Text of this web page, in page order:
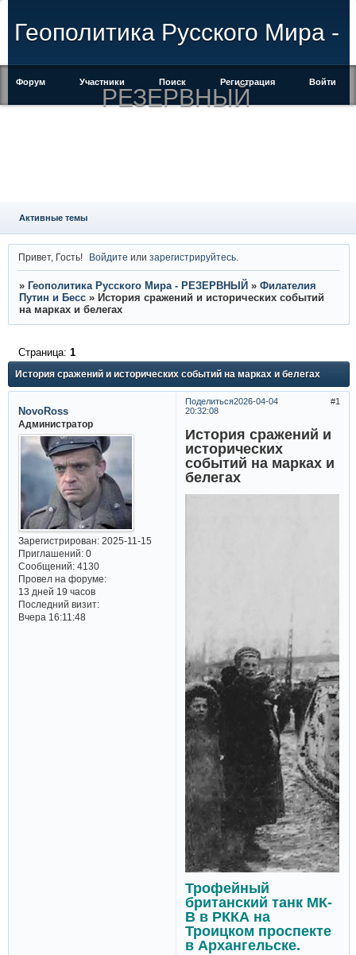
Геополитика Русского Мира -
РЕЗЕРВНЫЙ
Форум Участники Поиск Регистрация Войти
Активные темы
Привет, Гость! Войдите илизарегистрируйтесь
» Геополитика Русского Мира - РЕЗЕРВНЫЙ » Филателия
Путин и Бесс » История сражений и исторических событий
на марках и белегах
История сражений и исторических событий на марках и белегах
Страница: 1
Поделиться 1
2026-04-04
20:32:08
NovoRoss
Администратор
Зарегистрирован: 2025-11-15
Приглашений:0
Сообщений:4130
Провел на форуме:
13 дней 19 часов
Последний визит:
Вчера 16:11:48
История сражений и
исторических
событий на марках и
белегах
Трофейный
британский танк МК-
В в РККА на
Троицком проспекте
в Архангельске.